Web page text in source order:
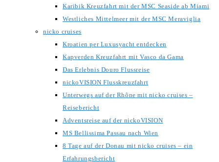
Karibik Kreuzfahrt mit der MSC Seaside ab Miami
Westliches Mittelmeer mit der MSC Meraviglia
nicko cruises
Kroatien per Luxusyacht entdecken
Kapverden Kreuzfahrt mit Vasco da Gama
Das Erlebnis Douro Flussreise
nickoVISION Flusskreuzfahrt
Unterwegs auf der Rhône mit nicko cruises –
Reisebericht
Adventsreise auf der nickoVISION
MS Bellissima Passau nach Wien
8 Tage auf der Donau mit nicko cruises – ein
Erfahrungsbericht